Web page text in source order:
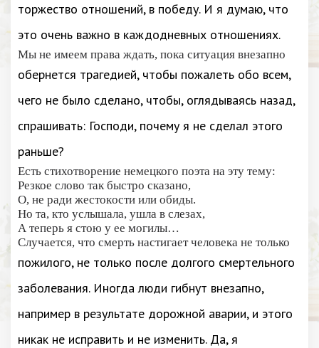
торжество отношений, в победу. И я думаю, что
это очень важно в каждодневных отношениях.
Мы не имеем права ждать, пока ситуация внезапно
обернется трагедией, чтобы пожалеть обо всем,
чего не было сделано, чтобы, оглядываясь назад,
спрашивать: Господи, почему я не сделал этого
раньше?
Есть стихотворение немецкого поэта на эту тему:
Резкое слово так быстро сказано,
O, не ради жестокости или обиды.
Но та, кто услышала, ушла в слезах,
А теперь я стою у ее могилы…
Случается, что смерть настигает человека не только
пожилого, не только после долгого смертельного
заболевания. Иногда люди гибнут внезапно,
например в результате дорожной аварии, и этого
никак не исправить и не изменить. Да, я